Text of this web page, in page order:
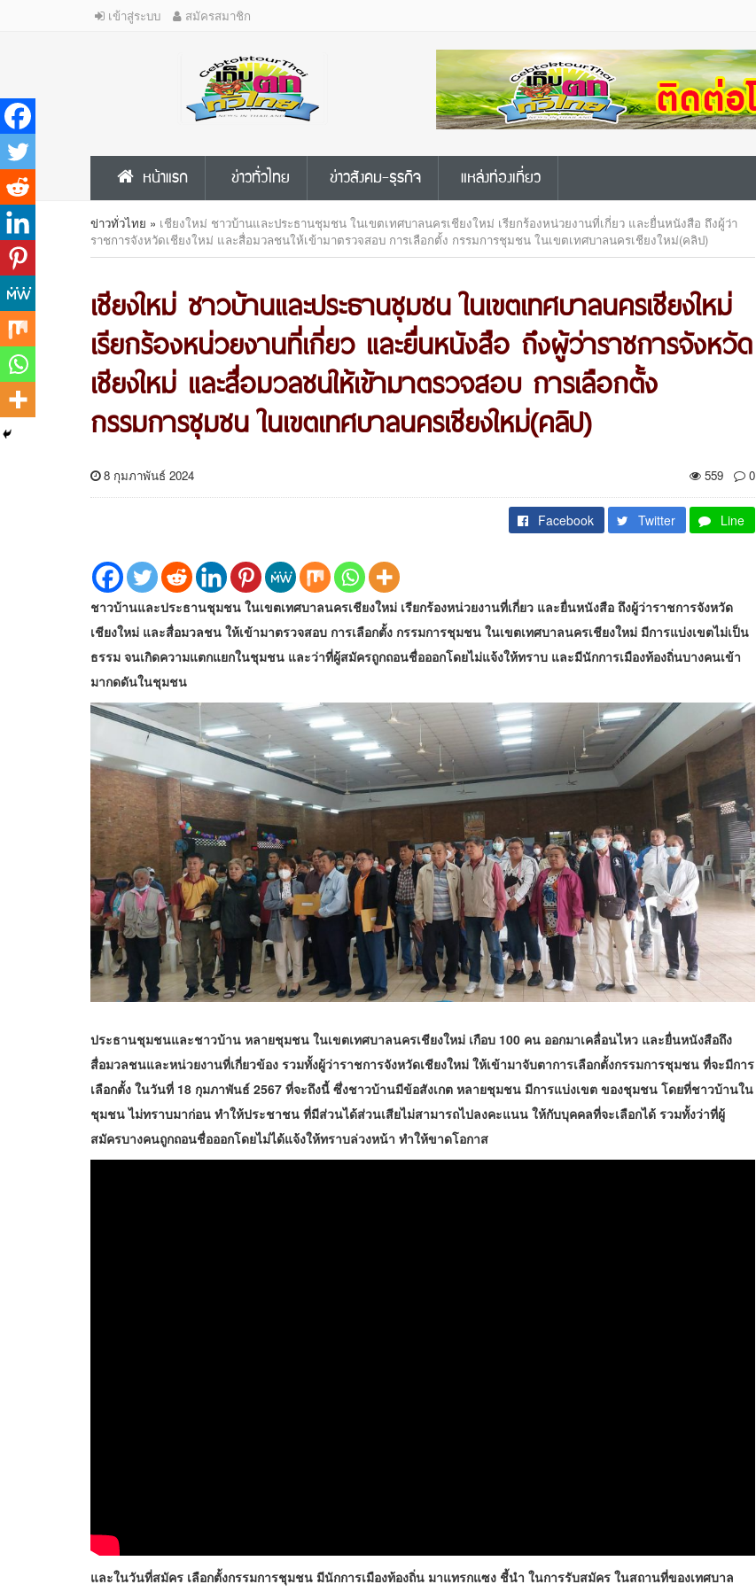
เข้าสู่ระบบ สมัครสมาชิก
หน้าแรก ข่าวทั่วไทย ข่าวสังคม-ธุรกิจ แหล่งท่องเที่ยว
ข่าวทั่วไทย » เชียงใหม่ ชาวบ้านและประธานชุมชน ในเขตเทศบาลนครเชียงใหม่ เรียกร้องหน่วยงานที่เกี่ยว และยื่นหนังสือ ถึงผู้ว่า
ราชการจังหวัดเชียงใหม่ และสื่อมวลชนให้เข้ามาตรวจสอบ การเลือกตั้ง กรรมการชุมชน ในเขตเทศบาลนครเชียงใหม่(คลิป)
เชียงใหม่ ชาวบ้านและประธานชุมชน ในเขตเทศบาลนครเชียงใหม่
เรียกร้องหน่วยงานที่เกี่ยว และยื่นหนังสือ ถึงผู้ว่าราชการจังหวัด
เชียงใหม่ และสื่อมวลชนให้เข้ามาตรวจสอบ การเลือกตั้ง
กรรมการชุมชน ในเขตเทศบาลนครเชียงใหม่(คลิป)
8 กุมภาพันธ์ 2024 559 0
Facebook Twitter Line
ชาวบ้านและประธานชุมชน ในเขตเทศบาลนครเชียงใหม่ เรียกร้องหน่วยงานที่เกี่ยว และยื่นหนังสือ ถึงผู้ว่าราชการจังหวัด
เชียงใหม่ และสื่อมวลชน ให้เข้ามาตรวจสอบ การเลือกตั้ง กรรมการชุมชน ในเขตเทศบาลนครเชียงใหม่ มีการแบ่งเขตไม่เป็น
ธรรม จนเกิดความแตกแยกในชุมชน และว่าที่ผู้สมัครถูกถอนชื่อออกโดยไม่แจ้งให้ทราบ และมีนักการเมืองท้องถิ่นบางคนเข้า
มากดดันในชุมชน
ประธานชุมชนและชาวบ้าน หลายชุมชน ในเขตเทศบาลนครเชียงใหม่ เกือบ 100 คน ออกมาเคลื่อนไหว และยื่นหนังสือถึง
สื่อมวลชนและหน่วยงานที่เกี่ยวข้อง รวมทั้งผู้ว่าราชการจังหวัดเชียงใหม่ ให้เข้ามาจับตาการเลือกตั้งกรรมการชุมชน ที่จะมีการ
เลือกตั้ง ในวันที่ 18 กุมภาพันธ์ 2567 ที่จะถึงนี้ ซึ่งชาวบ้านมีข้อสังเกต หลายชุมชน มีการแบ่งเขต ของชุมชน โดยที่ชาวบ้านใน
ชุมชน ไม่ทราบมาก่อน ทำให้ประชาชน ที่มีส่วนได้ส่วนเสียไม่สามารถไปลงคะแนน ให้กับบุคคลที่จะเลือกได้ รวมทั้งว่าที่ผู้
สมัครบางคนถูกถอนชื่อออกโดยไม่ได้แจ้งให้ทราบล่วงหน้า ทำให้ขาดโอกาส
และในวันที่สมัคร เลือกตั้งกรรมการชุมชน มีนักการเมืองท้องถิ่น มาแทรกแซง ชี้นำ ในการรับสมัคร ในสถานที่ของเทศบาล